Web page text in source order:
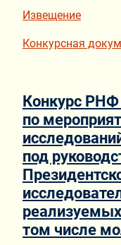
Извещение
Конкурсная
Конкурс РНФ
по
под
том числе